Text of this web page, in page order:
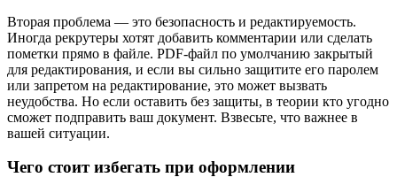
Вторая проблема — это безопасность и редактируемость.
Иногда рекрутеры хотят добавить комментарии или сделать
пометки прямо в файле. PDF-файл по умолчанию закрытый
для редактирования, и если вы сильно защитите его паролем
или запретом на редактирование, это может вызвать
неудобства. Но если оставить без защиты, в теории кто угодно
сможет подправить ваш документ. Взвесьте, что важнее в
вашей ситуации.
Чего стоит избегать при оформлении